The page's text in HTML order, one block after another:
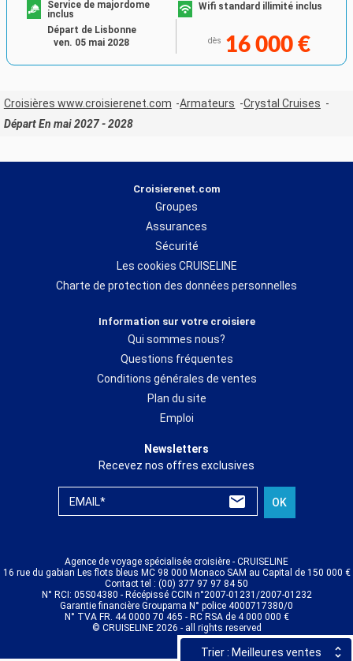
Trier : Meilleures ventes
Service de majordome
inclus
Wifi standard illimité inclus
dès 16 000 €
Départ de Lisbonne
ven. 05 mai 2028
Croisières www.croisierenet.com Armateurs
Crystal Cruises
Départ En mai 2027 - 2028
Croisierenet.com
Groupes
Assurances
Sécurité
Les cookies CRUISELINE
Charte de protection des données personnelles
Information sur votre croisiere
Qui sommes nous?
Questions fréquentes
Conditions générales de ventes
Plan du site
Emploi
Newsletters
Recevez nos offres exclusives
EMAIL* OK
Agence de voyage spécialisée croisière - CRUISELINE
16 rue du gabian Les flots bleus MC 98 000 Monaco SAM au Capital de 150 000 €
Contact tel : (00) 377 97 97 84 50
N° RCI: 05S04380 - Récépissé CCIN n°2007-01231/2007-01232
Garantie financière Groupama N° police 4000717380/0
N° TVA FR. 44 0000 70 465 - RC RSA de 4 000 000 €
© CRUISELINE 2026 - all rights reserved